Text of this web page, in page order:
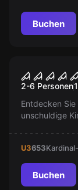
Buchen
Populär
Das
2-6 Personen
Entdecken
unschuldige
hinein?
U3653
Buchen